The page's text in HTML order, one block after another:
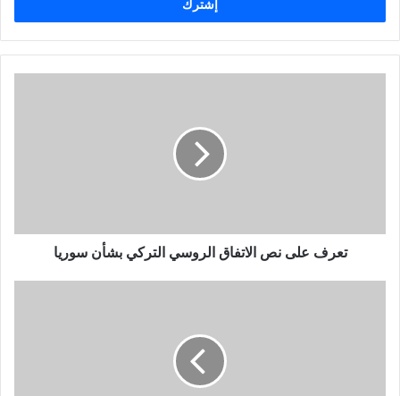
ب
ر
ر
تعرف على نص الاتفاق الروسي التركي بشأن سوريا